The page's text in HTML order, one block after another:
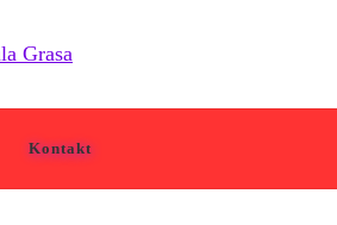
Kontakt